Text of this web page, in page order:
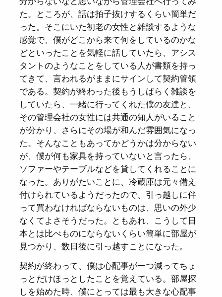
た。ところが、話は拍子抜けするくらい簡単だ
った。そこにいた初老の女性と雑談するような
感覚で、僕がどこから来て何をしているのかな
どといったことを気軽に話していたら、アシス
タントのようなことをしている人が書類を持っ
てきて、言われるがままにサインして契約管領
である。契約が終わった後もうしばらく雑談を
していたら、一緒に行ってくれた僕の友達と、
その管理会社の女性には共通の知人がいること
が分かり、さらにその場が和んだ雰囲気になっ
た。そんなこともあってかどうかは分からない
が、僕が何も家具を持っていないと言ったら、
ソファーやテーブルなどを貸してくれることに
なった。ありがたいことに、冷蔵庫は元々備え
付けられているようだったので、引っ越しに伴
って買わなければならないものは、思いの外少
なくてよさそうだった。ともあれ、こうして日
本とは比べものにならないくらい簡単に部屋が
見つかり、数日後に引っ越すことになった。
契約が終わって、僕は心配事が一つ減ってちょ
っとだけほっとしたことを覚えている。部屋探
しを始めた時、僕にとっては最も大きな心配事